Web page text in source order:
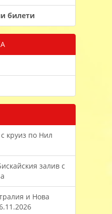
билети
круиз по Нил
залив с
и Нова